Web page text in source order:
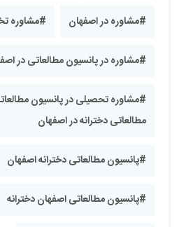
#مشاوره در اصفهان #مشاوره
#مشاوره در پانسیون مطالعاتی در
#مشاوره تحصیلی در پانسیون
مطالعاتی دخترانه در اصفهان
#پانسیون مطالعاتی دخترانه اصفهان
#پانسیون مطالعاتی اصفهان دخترانه